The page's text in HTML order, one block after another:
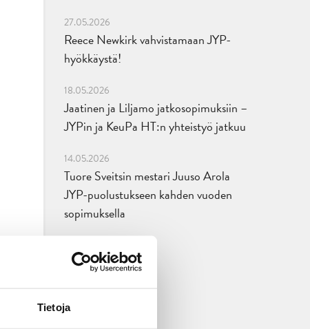
Tietoja
27.05.2026
Reece Newkirk vahvistamaan JYP-
hyökkäystä!
18.05.2026
Jaatinen ja Liljamo jatkosopimuksiin –
JYPin ja KeuPa HT:n yhteistyö jatkuu
14.05.2026
Tuore Sveitsin mestari Juuso Arola
JYP-puolustukseen kahden vuoden
sopimuksella